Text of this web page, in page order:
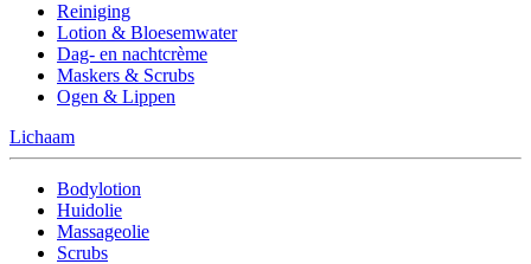
Reiniging
Lotion & Bloesemwater
Dag- en nachtcrème
Maskers & Scrubs
Ogen & Lippen
Lichaam
Bodylotion
Huidolie
Massageolie
Scrubs